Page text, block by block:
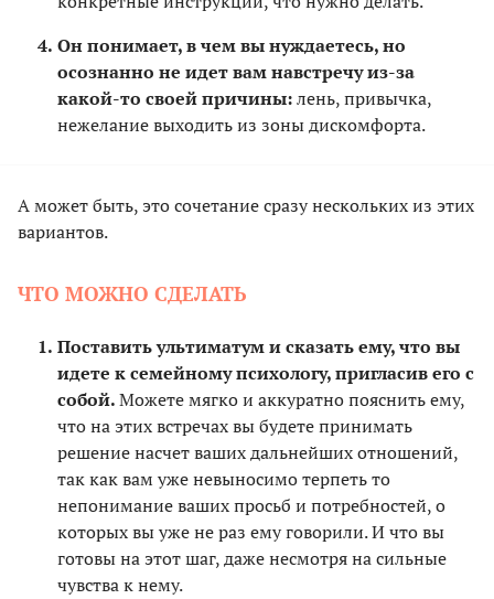
Он понимает, в чем вы нуждаетесь, но
осознанно не идет вам навстречу из-за
какой-то своей причины:лень, привычка,
нежелание выходить из зоны дискомфорта.
А может быть, это сочетание сразу нескольких из этих
вариантов.
ЧТО МОЖНО СДЕЛАТЬ
Поставить ультиматум и сказать ему, что вы
идете к семейному психологу, пригласив его с
собой.Можете мягко и аккуратно пояснить ему,
что на этих встречах вы будете принимать
решение насчет ваших дальнейших отношений,
так как вам уже невыносимо терпеть то
непонимание ваших просьб и потребностей, о
которых вы уже не раз ему говорили. И что вы
готовы на этот шаг, даже несмотря на сильные
чувства к нему.